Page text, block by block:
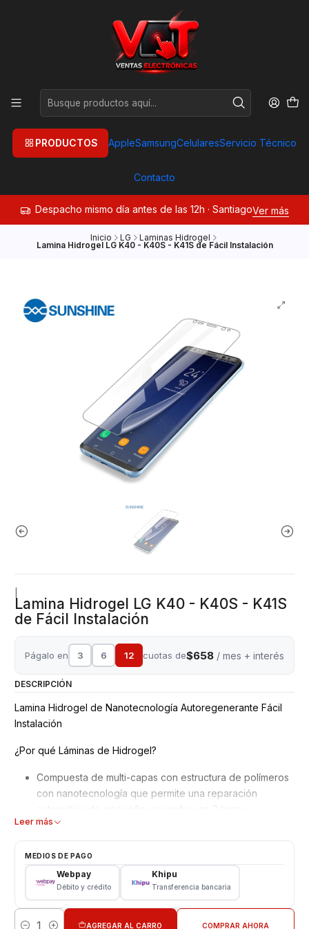
PRODUCTOS AppleSamsungCelularesServicio Técnico
Contacto
Despacho mismo día antes de las 12h · SantiagoVer más
Inicio LG Laminas Hidrogel
Lamina Hidrogel LG K40 - K40S - K41S de Fácil Instalación
Lamina Hidrogel LG K40 - K40S - K41S
de Fácil Instalación
Págalo en 3 6 12 cuotas de$658 / mes + interés
DESCRIPCIÓN
Lamina Hidrogel de Nanotecnología Autoregenerante Fácil
Instalación
¿Por qué Láminas de Hidrogel?
Compuesta de multi-capas con estructura de polímeros
con nanotecnología que permite una reparación
Mejor adaptación y absorción de golpes, debido a su
No interfiere en el reconocimiento de la huella dactilar
en pantalla.
Material ultra delgado adaptable a todos los equipos,
definición.
Leer más
MEDIOS DE PAGO
Webpay
Débito y crédito
Khipu
Transferencia bancaria
AGREGAR AL CARRO COMPRAR AHORA